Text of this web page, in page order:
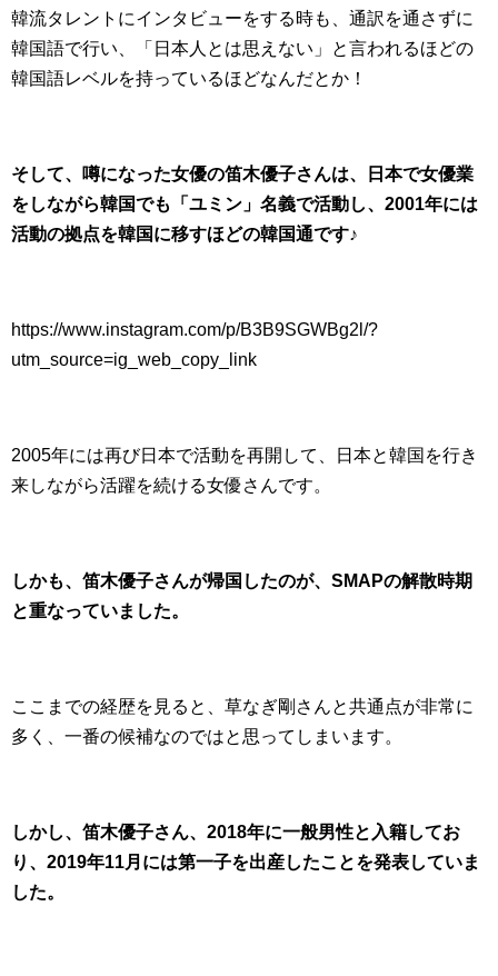
韓流タレントにインタビューをする時も、通訳を通さずに
韓国語で行い、「日本人とは思えない」と言われるほどの
韓国語レベルを持っているほどなんだとか！
そして、噂になった女優の笛木優子さんは、日本で女優業
をしながら韓国でも「ユミン」名義で活動し、2001年には
活動の拠点を韓国に移すほどの韓国通です♪
https://www.instagram.com/p/B3B9SGWBg2l/?
utm_source=ig_web_copy_link
2005年には再び日本で活動を再開して、日本と韓国を行き
来しながら活躍を続ける女優さんです。
しかも、笛木優子さんが帰国したのが、SMAPの解散時期
と重なっていました。
ここまでの経歴を見ると、草なぎ剛さんと共通点が非常に
多く、一番の候補なのではと思ってしまいます。
しかし、笛木優子さん、2018年に一般男性と入籍してお
り、2019年11月には第一子を出産したことを発表していま
した。